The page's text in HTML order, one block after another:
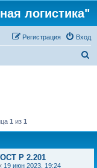
логистика"
Вход
Регистрация
1 из 1
Р 2.201
19 июн 2023, 19:24